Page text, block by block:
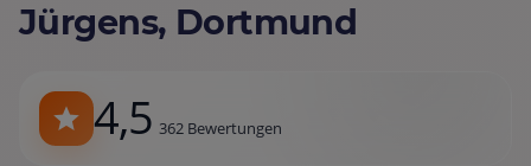
Jürgens, Dortmund
4,5 362 Bewertungen